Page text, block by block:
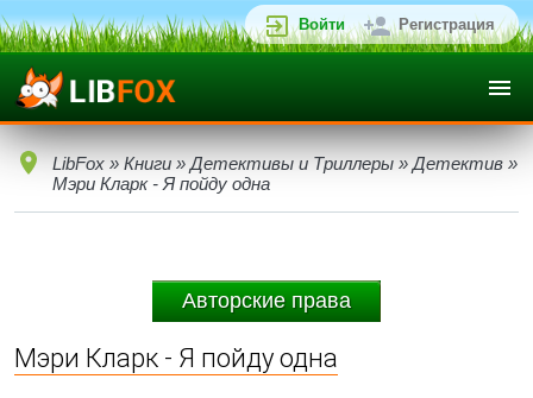
Войти Регистрация
LibFox » Книги » Детективы и Триллеры » Детектив »
Мэри Кларк - Я пойду одна
Авторские права
Мэри Кларк - Я пойду одна